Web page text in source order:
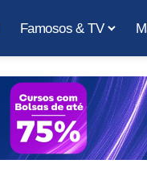
Famosos & TV